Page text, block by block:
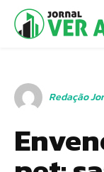
Redação